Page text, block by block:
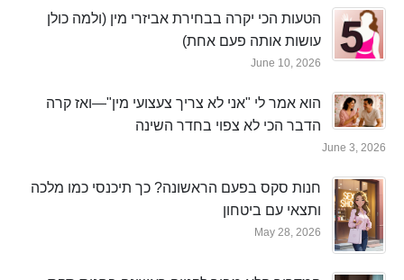
הטעות הכי יקרה בבחירת אביזרי מין (ולמה כולן
עושות אותה פעם אחת)
June 10, 2026
הוא אמר לי "אני לא צריך צעצועי מין"—ואז קרה
הדבר הכי לא צפוי בחדר השינה
June 3, 2026
חנות סקס בפעם הראשונה? כך תיכנסי כמו מלכה
ותצאי עם ביטחון
May 28, 2026